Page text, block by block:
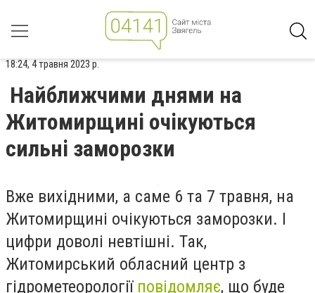
18:24, 4 травня 2023 р.
Найближчими днями на
Житомирщині очікуються
сильні заморозки
Вже вихідними, а саме 6 та 7 травня, на
Житомирщині очікуються заморозки. І
цифри доволі невтішні. Так,
Житомирський обласний центр з
гідрометеорології повідомляє, що буде